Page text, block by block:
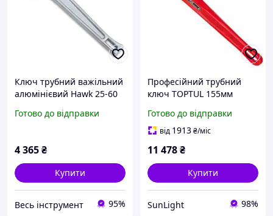
Ключ трубний важільний
алюмінієвий Hawk 25-60
DDAI1A18
Готово до відправки
4 365₴
Купити
Весь інструмент 95%
Професійний трубний
ключ TOPTUL 155мм
Готово до відправки
від 1913₴/міс
11 478₴
Купити
SunLight 98%